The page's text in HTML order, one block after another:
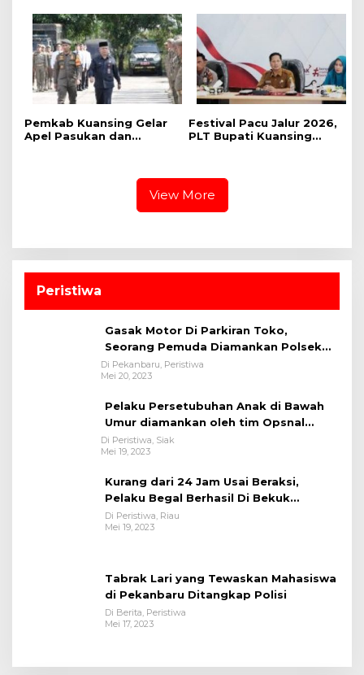
Sudah 59 Buah Jalur Yang
Mendaftar
Pekerjaan Umum (PU)
Mengkaji Rancangan
Pembangunan Jalan Tol
Kuansing – Pekanbaru
Pemkab Kuansing Gelar
Apel Pasukan dan
Festival Pacu Jalur 2026,
PLT Bupati Kuansing
View More
Peristiwa
Gasak Motor Di Parkiran Toko,
Seorang Pemuda Diamankan Polsek
Bukit Raya
Di Pekanbaru, Peristiwa
Mei 20, 2023
Pelaku Persetubuhan Anak di Bawah
Umur diamankan oleh tim Opsnal
Polsek Tualang-Polres Siak-Polda Riau
Di Peristiwa, Siak
Mei 19, 2023
Kurang dari 24 Jam Usai Beraksi,
Pelaku Begal Berhasil Di Bekuk
Satreskrim Polres Kuansing
Di Peristiwa, Riau
Mei 19, 2023
Tabrak Lari yang Tewaskan Mahasiswa
di Pekanbaru Ditangkap Polisi
Di Berita, Peristiwa
Mei 17, 2023